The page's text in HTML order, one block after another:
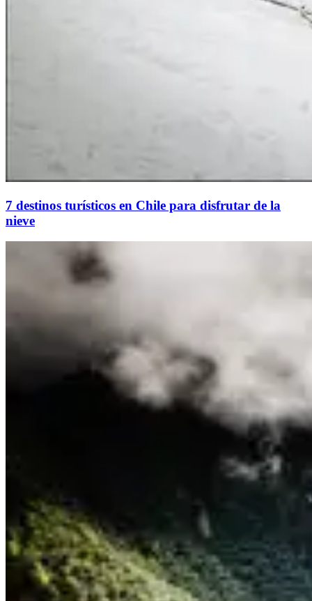
7 destinos turísticos en Chile para disfrutar de la
nieve